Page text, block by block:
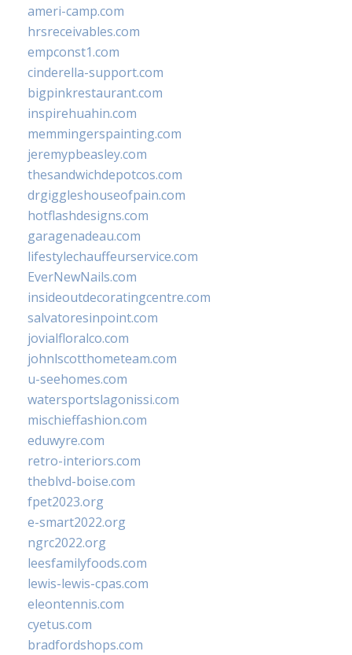
ameri-camp.com
hrsreceivables.com
empconst1.com
cinderella-support.com
bigpinkrestaurant.com
inspirehuahin.com
memmingerspainting.com
jeremypbeasley.com
thesandwichdepotcos.com
drgiggleshouseofpain.com
hotflashdesigns.com
garagenadeau.com
lifestylechauffeurservice.com
EverNewNails.com
insideoutdecoratingcentre.com
salvatoresinpoint.com
jovialfloralco.com
johnlscotthometeam.com
u-seehomes.com
watersportslagonissi.com
mischieffashion.com
eduwyre.com
retro-interiors.com
theblvd-boise.com
fpet2023.org
e-smart2022.org
ngrc2022.org
leesfamilyfoods.com
lewis-lewis-cpas.com
eleontennis.com
cyetus.com
bradfordshops.com